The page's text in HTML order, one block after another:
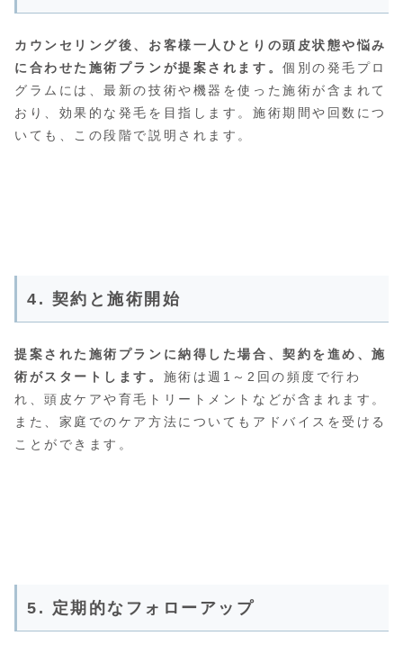
カウンセリング後、お客様一人ひとりの頭皮状態や悩み
に合わせた施術プランが提案されます。個別の発毛プロ
グラムには、最新の技術や機器を使った施術が含まれて
おり、効果的な発毛を目指します。施術期間や回数につ
いても、この段階で説明されます。
4. 契約と施術開始
提案された施術プランに納得した場合、契約を進め、施
術がスタートします。 施術は週1～2回の頻度で行わ
れ、頭皮ケアや育毛トリートメントなどが含まれます。
また、家庭でのケア方法についてもアドバイスを受ける
ことができます。
5. 定期的なフォローアップ